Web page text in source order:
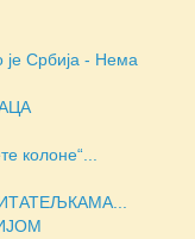
је Србија - Нема
колоне“...